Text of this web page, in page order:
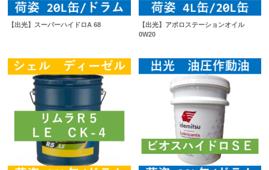
【出光】スーパーハイドロA 68
【出光】アポロステーションオイル
0W20